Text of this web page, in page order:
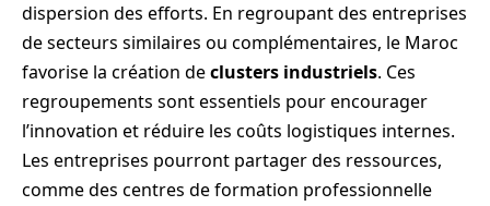
dispersion des efforts. En regroupant des entreprises
de secteurs similaires ou complémentaires, le Maroc
favorise la création declusters industriels. Ces
regroupements sont essentiels pour encourager
l’innovation et réduire les coûts logistiques internes.
Les entreprises pourront partager des ressources,
comme des centres de formation professionnelle